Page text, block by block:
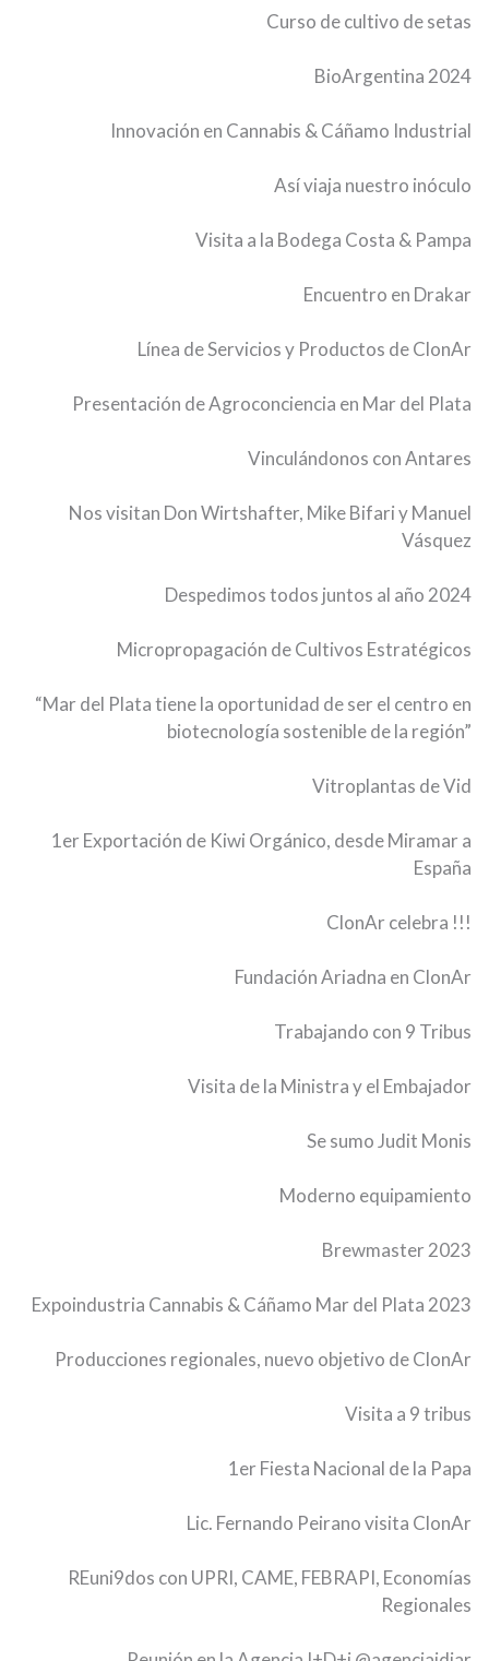
Curso de cultivo de setas
BioArgentina 2024
Innovación en Cannabis & Cáñamo Industrial
Así viaja nuestro inóculo
Visita a la Bodega Costa & Pampa
Encuentro en Drakar
Línea de Servicios y Productos de ClonAr
Presentación de Agroconciencia en Mar del Plata
Vinculándonos con Antares
Nos visitan Don Wirtshafter, Mike Bifari y Manuel
Vásquez
Despedimos todos juntos al año 2024
Micropropagación de Cultivos Estratégicos
“Mar del Plata tiene la oportunidad de ser el centro en
biotecnología sostenible de la región”
Vitroplantas de Vid
1er Exportación de Kiwi Orgánico, desde Miramar a
España
ClonAr celebra !!!
Fundación Ariadna en ClonAr
Trabajando con 9 Tribus
Visita de la Ministra y el Embajador
Se sumo Judit Monis
Moderno equipamiento
Brewmaster 2023
Expoindustria Cannabis & Cáñamo Mar del Plata 2023
Producciones regionales, nuevo objetivo de ClonAr
Visita a 9 tribus
1er Fiesta Nacional de la Papa
Lic. Fernando Peirano visita ClonAr
REuni9dos con UPRI, CAME, FEBRAPI, Economías
Regionales